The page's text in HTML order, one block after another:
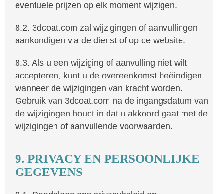
eventuele prijzen op elk moment wijzigen.
8.2. 3dcoat.com zal wijzigingen of aanvullingen
aankondigen via de dienst of op de website.
8.3. Als u een wijziging of aanvulling niet wilt
accepteren, kunt u de overeenkomst beëindigen
wanneer de wijzigingen van kracht worden.
Gebruik van 3dcoat.com na de ingangsdatum van
de wijzigingen houdt in dat u akkoord gaat met de
wijzigingen of aanvullende voorwaarden.
9. PRIVACY EN PERSOONLIJKE
GEGEVENS